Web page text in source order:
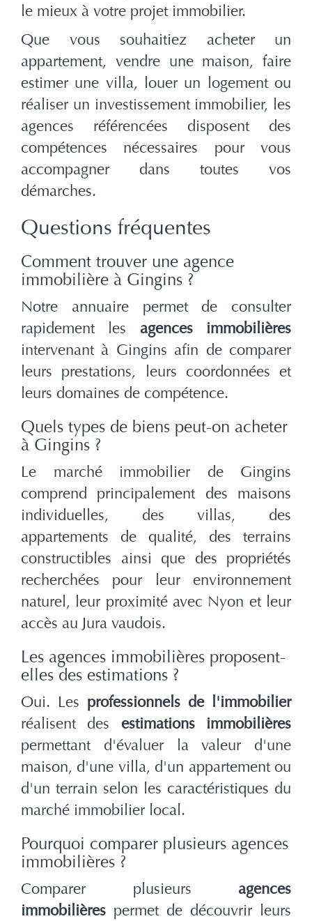
le mieux à votre projet immobilier.
Que vous souhaitiez acheter un
appartement, vendre une maison, faire
estimer une villa, louer un logement ou
réaliser un investissement immobilier, les
agences référencées disposent des
compétences nécessaires pour vous
accompagner dans toutes vos
démarches.
Questions fréquentes
Comment trouver une agence
immobilière à Gingins ?
Notre annuaire permet de consulter
rapidement les agences immobilières
intervenant à Gingins afin de comparer
leurs prestations, leurs coordonnées et
leurs domaines de compétence.
Quels types de biens peut-on acheter
à Gingins ?
Le marché immobilier de Gingins
comprend principalement des maisons
individuelles, des villas, des
appartements de qualité, des terrains
constructibles ainsi que des propriétés
recherchées pour leur environnement
naturel, leur proximité avec Nyon et leur
accès au Jura vaudois.
Les agences immobilières proposent-
elles des estimations ?
Oui. Les professionnels de l'immobilier
réalisent des estimations immobilières
permettant d'évaluer la valeur d'une
maison, d'une villa, d'un appartement ou
d'un terrain selon les caractéristiques du
marché immobilier local.
Pourquoi comparer plusieurs agences
immobilières ?
Comparer plusieurs agences
immobilières permet de découvrir leurs